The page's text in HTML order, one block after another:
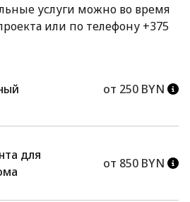
услуги можно во время
или по телефону +375
от 250 BYN
для
от 850 BYN